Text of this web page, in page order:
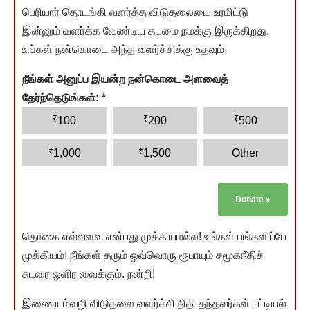
பெரியார் தொடங்கி வளர்த்த விடுதலையை உரமிட்டு
இன்னும் வளர்க்க வேண்டிய கடமை நமக்கு இருக்கிறது.
உங்கள் நன்கொடை அந்த வளர்ச்சிக்கு உதவும்.
நீங்கள் அனுப்ப இயன்ற நன்கொடை அளவைத்
தேர்ந்தெடுங்கள்: *
₹100 ₹200 ₹500
₹1,000 ₹1,500 Other
Donate »
தொகை எவ்வளவு என்பது முக்கியமல்ல! உங்கள் பங்களிப்பே
முக்கியம்! நீங்கள் தரும் ஒவ்வொரு ரூபாயும் சமூகநீதிச்
சுடரை ஒளிர வைக்கும். நன்றி!
இணையம்வழி விடுதலை வளர்ச்சி நிதி தந்தவர்கள் பட்டியல்